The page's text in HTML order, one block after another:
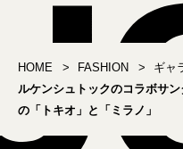
HOME FASHION ギャ
ルケンシュトックのコラボサ
の「トキオ」と「ミラノ」